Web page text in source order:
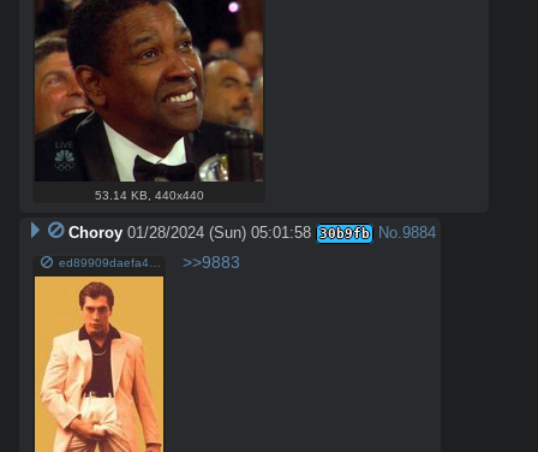
53.14 KB 440x440
Choroy 01/28/2024 (Sun) 05:01:58 30b9fb No.9884
ed89909daefa4d8442c03c265f732b1a.jpg >>9883